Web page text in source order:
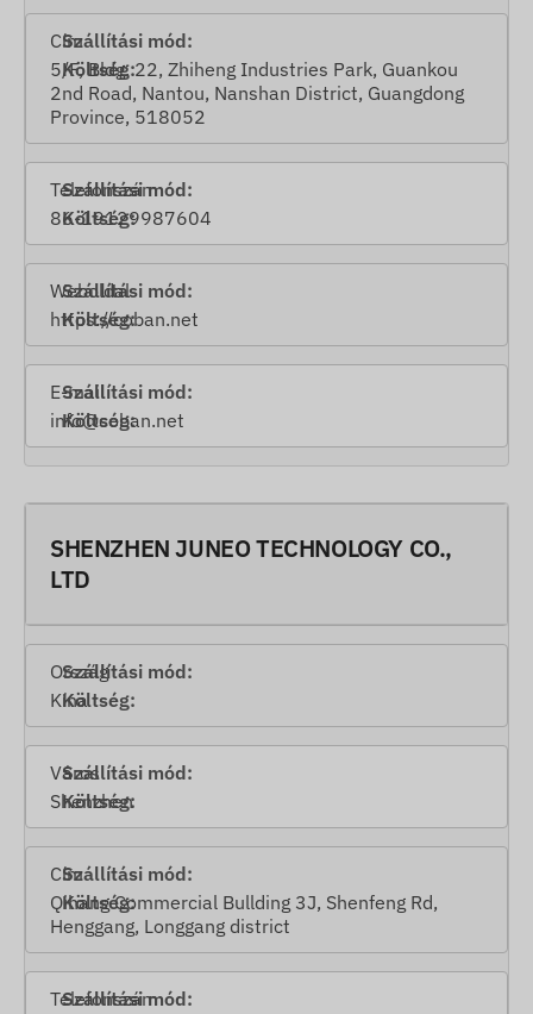
Cím
5/F, Bldg. 22, Zhiheng Industries Park, Guankou
2nd Road, Nantou, Nanshan District, Guangdong
Province, 518052
Telefonszám
86-19129987604
Weboldal
https://coban.net
E-mail
info@coban.net
SHENZHEN JUNEO TECHNOLOGY CO.,
LTD
Ország
Kína
Város
Shenzhen
Cím
Qihang Commercial Bullding 3J, Shenfeng Rd,
Henggang, Longgang district
Telefonszám